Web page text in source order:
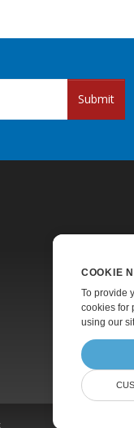
Submit
Pricing
Paid Support
About
COOKIE
To provide
cookies for
using our